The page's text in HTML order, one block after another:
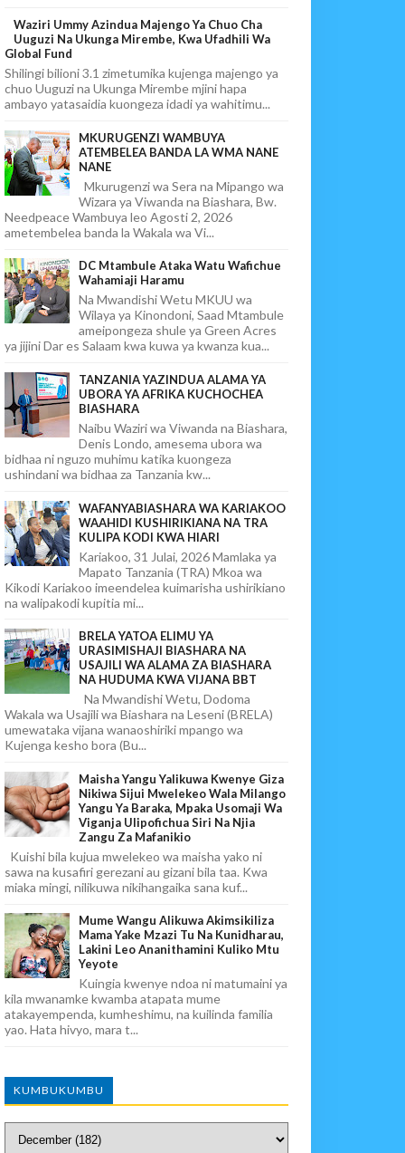
Waziri Ummy Azindua Majengo Ya Chuo Cha
Uuguzi Na Ukunga Mirembe, Kwa Ufadhili Wa
Global Fund
Shilingi bilioni 3.1 zimetumika kujenga majengo ya
chuo Uuguzi na Ukunga Mirembe mjini hapa
ambayo yatasaidia kuongeza idadi ya wahitimu...
MKURUGENZI WAMBUYA
ATEMBELEA BANDA LA WMA NANE
NANE
Mkurugenzi wa Sera na Mipango wa
Wizara ya Viwanda na Biashara, Bw.
Needpeace Wambuya leo Agosti 2, 2026
ametembelea banda la Wakala wa Vi...
DC Mtambule Ataka Watu Wafichue
Wahamiaji Haramu
Na Mwandishi Wetu MKUU wa
Wilaya ya Kinondoni, Saad Mtambule
ameipongeza shule ya Green Acres
ya jijini Dar es Salaam kwa kuwa ya kwanza kua...
TANZANIA YAZINDUA ALAMA YA
UBORA YA AFRIKA KUCHOCHEA
BIASHARA
Naibu Waziri wa Viwanda na Biashara,
Denis Londo, amesema ubora wa
bidhaa ni nguzo muhimu katika kuongeza
ushindani wa bidhaa za Tanzania kw...
WAFANYABIASHARA WA KARIAKOO
WAAHIDI KUSHIRIKIANA NA TRA
KULIPA KODI KWA HIARI
Kariakoo, 31 Julai, 2026 Mamlaka ya
Mapato Tanzania (TRA) Mkoa wa
Kikodi Kariakoo imeendelea kuimarisha ushirikiano
na walipakodi kupitia mi...
BRELA YATOA ELIMU YA
URASIMISHAJI BIASHARA NA
USAJILI WA ALAMA ZA BIASHARA
NA HUDUMA KWA VIJANA BBT
Na Mwandishi Wetu, Dodoma
Wakala wa Usajili wa Biashara na Leseni (BRELA)
umewataka vijana wanaoshiriki mpango wa
Kujenga kesho bora (Bu...
Maisha Yangu Yalikuwa Kwenye Giza
Nikiwa Sijui Mwelekeo Wala Milango
Yangu Ya Baraka, Mpaka Usomaji Wa
Viganja Ulipofichua Siri Na Njia
Zangu Za Mafanikio
Kuishi bila kujua mwelekeo wa maisha yako ni
sawa na kusafiri gerezani au gizani bila taa. Kwa
miaka mingi, nilikuwa nikihangaika sana kuf...
Mume Wangu Alikuwa Akimsikiliza
Mama Yake Mzazi Tu Na Kunidharau,
Lakini Leo Ananithamini Kuliko Mtu
Yeyote
Kuingia kwenye ndoa ni matumaini ya
kila mwanamke kwamba atapata mume
atakayempenda, kumheshimu, na kuilinda familia
yao. Hata hivyo, mara t...
KUMBUKUMBU